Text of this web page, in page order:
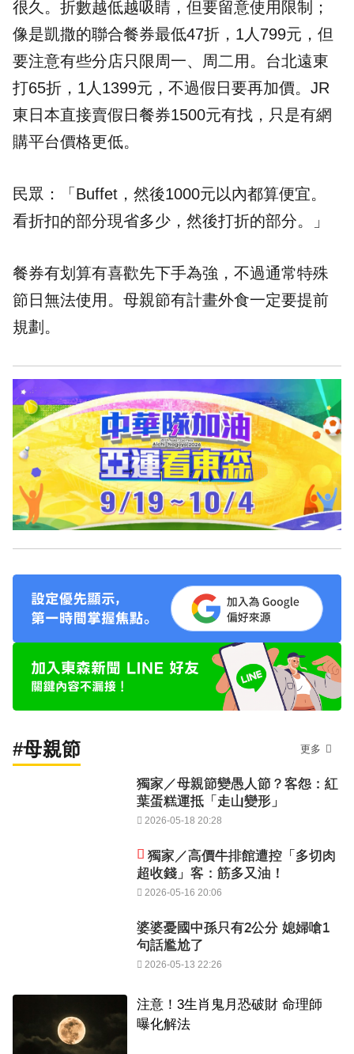
很久。折數越低越吸睛，但要留意使用限制；
像是凱撒的聯合餐券最低47折，1人799元，但
要注意有些分店只限周一、周二用。台北遠東
打65折，1人1399元，不過假日要再加價。JR
東日本直接賣假日餐券1500元有找，只是有網
購平台價格更低。
民眾：「Buffet，然後1000元以內都算便宜。
看折扣的部分現省多少，然後打折的部分。」
餐券有划算有喜歡先下手為強，不過通常特殊
節日無法使用。母親節有計畫外食一定要提前
規劃。
#母親節 更多
獨家／母親節變愚人節？客怨：紅
葉蛋糕運抵「走山變形」
2026-05-18 20:28
獨家／高價牛排館遭控「多切肉
超收錢」客：筋多又油！
2026-05-16 20:06
婆婆憂國中孫只有2公分 媳婦嗆1
句話尷尬了
2026-05-13 22:26
注意！3生肖鬼月恐破財 命理師
曝化解法